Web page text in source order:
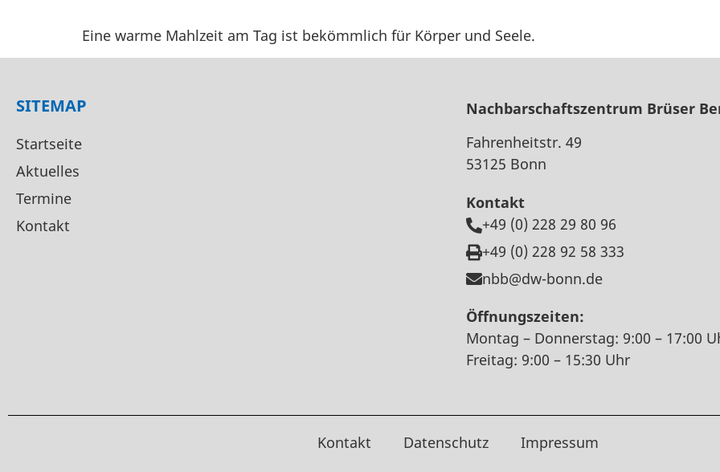
Eine warme Mahlzeit am Tag ist bekömmlich für Körper und Seele.
SITEMAP
Startseite
Aktuelles
Termine
Kontakt
Nachbarschaftszentrum Brüser
Fahrenheitstr. 49
53125 Bonn
Kontakt
+49 (0) 228 29 80 96
+49 (0) 228 92 58 333
nbb@dw-bonn.de
Öffnungszeiten:
Montag – Donnerstag: 9:00 – 17:00
Freitag: 9:00 – 15:30 Uhr
Kontakt Datenschutz Impressum